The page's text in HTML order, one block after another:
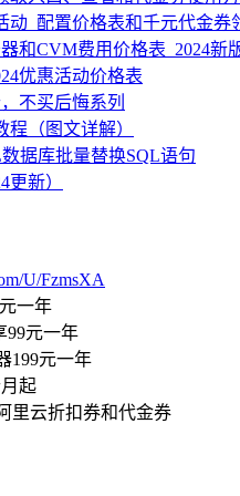
动_配置价格表和千元代金券
和CVM费用价格表_2024新
优惠活动价格表
不买后悔系列
（图文详解）
据库批量替换SQL语句
新）
U/FzmsXA
一年
99元一年
199元一年
起
里云折扣券和代金券